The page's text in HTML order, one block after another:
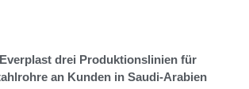
drei Produktionslinien für
an Kunden in Saudi-Arabien